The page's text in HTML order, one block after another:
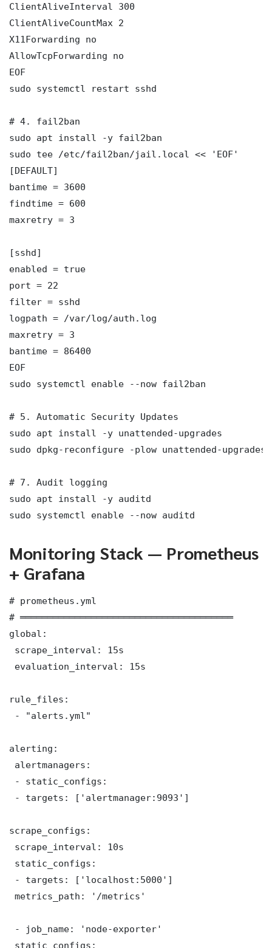
ClientAliveInterval 300
ClientAliveCountMax 2
X11Forwarding no
AllowTcpForwarding no
EOF
sudo systemctl restart sshd
# 4. fail2ban
sudo apt install -y fail2ban
sudo tee /etc/fail2ban/jail.local << 'EOF'
[DEFAULT]
bantime = 3600
findtime = 600
maxretry = 3
[sshd]
enabled = true
port = 22
filter = sshd
logpath = /var/log/auth.log
maxretry = 3
bantime = 86400
EOF
sudo systemctl enable --now fail2ban
# 5. Automatic Security Updates
sudo apt install -y unattended-upgrades
sudo dpkg-reconfigure -plow unattended-upgrades
# 7. Audit logging
sudo apt install -y auditd
sudo systemctl enable --now auditd
Monitoring Stack — Prometheus
+ Grafana
# prometheus.yml
# ═══════════════════════════════════════
global:
scrape_interval: 15s
evaluation_interval: 15s
rule_files:
- "alerts.yml"
alerting:
alertmanagers:
- static_configs:
- targets: ['alertmanager:9093']
scrape_configs:
scrape_interval: 10s
static_configs:
- targets: ['localhost:5000']
metrics_path: '/metrics'
- job_name: 'node-exporter'
static_configs: